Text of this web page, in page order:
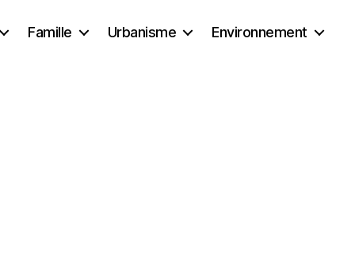
Famille Urbanisme Environnement